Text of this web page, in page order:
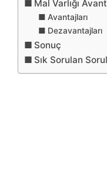
Mal Varlığı
Avantajları
Dezavantajları
Sonuç
Sık Sorulan